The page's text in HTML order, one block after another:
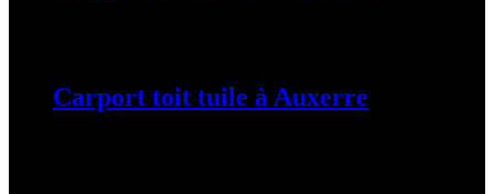
Carport toit tuile à Auxerre